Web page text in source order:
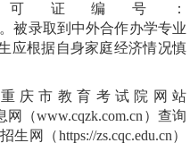
可证编号：
被录取到中外合作办学专业
应根据自身家庭经济情况慎
庆市教育考试院网站
网（www.cqzk.com.cn）查询
网（https://zs.cqc.edu.cn）